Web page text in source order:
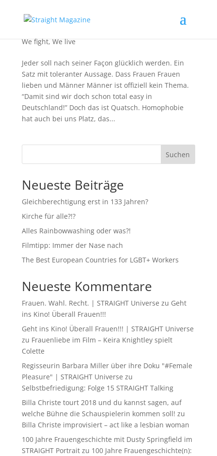
We fight,We live
Jeder soll nach seiner Façon glücklich werden. Ein
Satz mit toleranter Aussage. Dass Frauen Frauen
lieben und Männer Männer ist offiziell kein Thema.
“Damit sind wir doch schon total easy in
Deutschland!” Doch das ist Quatsch. Homophobie
hat auch bei uns Platz, das...
Suchen
Neueste Beiträge
Gleichberechtigung erst in 133 Jahren?
Kirche für alle?!?
Alles Rainbowwashing oder was?!
Filmtipp: Immer der Nase nach
The Best European Countries for LGBT+ Workers
Neueste Kommentare
Frauen. Wahl. Recht. | STRAIGHT Universe zu Geht
ins Kino! Überall Frauen!!!
Geht ins Kino! Überall Frauen!!! | STRAIGHT Universe
zu Frauenliebe im Film – Keira Knightley spielt
Colette
Regisseurin Barbara Miller über ihre Doku "#Female
Pleasure" | STRAIGHT Universe zu
Selbstbefriedigung: Folge 15 STRAIGHT Talking
Billa Christe tourt 2018 und du kannst sagen, auf
welche Bühne die Schauspielerin kommen soll! zu
Billa Christe improvisiert – act like a lesbian woman
100 Jahre Frauengeschichte mit Dusty Springfield im
STRAIGHT Portraitzu 100 Jahre Frauengeschichte(n):